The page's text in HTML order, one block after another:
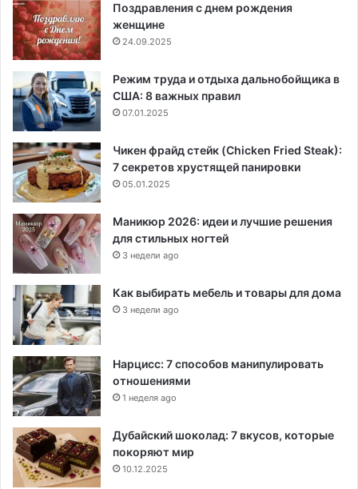
Поздравления с днем рождения
женщине
24.09.2025
Режим труда и отдыха дальнобойщика в
США: 8 важных правил
07.01.2025
Чикен фрайд стейк (Chicken Fried Steak):
7 секретов хрустящей панировки
05.01.2025
Маникюр 2026: идеи и лучшие решения
для стильных ногтей
3 недели ago
Как выбирать мебель и товары для дома
3 недели ago
Нарцисс: 7 способов манипулировать
отношениями
1 неделя ago
Дубайский шоколад: 7 вкусов, которые
покоряют мир
10.12.2025